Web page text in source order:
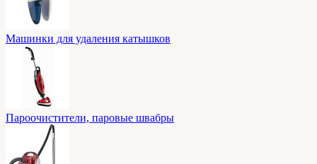
Машинки для удаления катышков
Пароочистители, паровые швабры